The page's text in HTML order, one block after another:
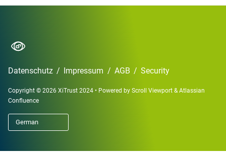
Datenschutz / Impressum / AGB / Security
Copyright © 2026 XiTrust 2024 • Powered by Scroll Viewport &Atlassian
Confluence
German